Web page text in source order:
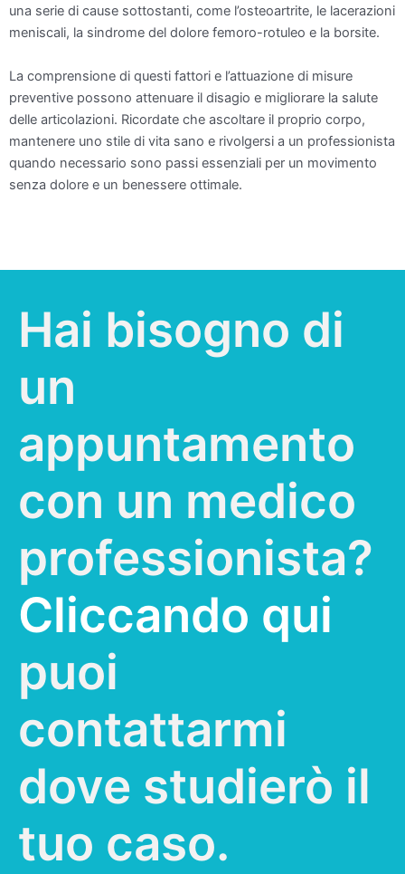
una serie di cause sottostanti, come l’osteoartrite, le lacerazioni
meniscali, la sindrome del dolore femoro-rotuleo e la borsite.
La comprensione di questi fattori e l’attuazione di misure
preventive possono attenuare il disagio e migliorare la salute
delle articolazioni. Ricordate che ascoltare il proprio corpo,
mantenere uno stile di vita sano e rivolgersi a un professionista
quando necessario sono passi essenziali per un movimento
senza dolore e un benessere ottimale.
Hai bisogno di
un
appuntamento
con un medico
professionista?
Cliccando qui
puoi
contattarmi
dove studierò il
tuo caso.